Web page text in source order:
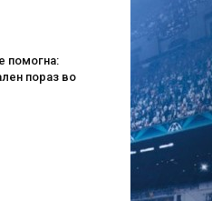
помогна:
пораз во